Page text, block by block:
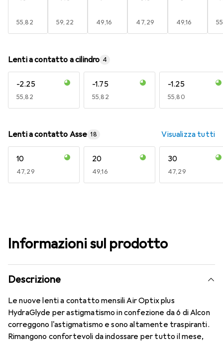
EUR
55,82 EUR
59,22 EUR
49,16 EUR
47,29 EUR
49,16
Lenti a contatto a cilindro 4
-2.25
EUR
55,82
-1.75
EUR
55,82
-1.25
EUR
55,80
Lenti a contatto Asse 18 Visualizza tutti
10
EUR
47,29
20
EUR
49,16
30
EUR
47,29
Informazioni sul prodotto
Descrizione
Le nuove lenti a contatto mensili Air Optix plus
HydraGlyde per astigmatismo in confezione da 6 di Alcon
correggono l'astigmatismo e sono altamente traspiranti.
Rimangono confortevoli da indossare per tutto il mese,